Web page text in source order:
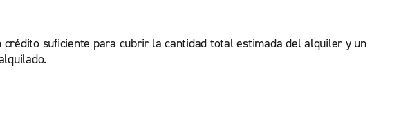
suficiente para cubrir la cantidad total estimada del alquiler y un